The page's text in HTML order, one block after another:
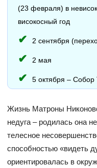
(23 февраля) в
високосный год
2 сентября
2 мая
5 октября – Собор
Жизнь Матроны
недуга – родилась она
телесное
способностью «видеть
ориентировалась в